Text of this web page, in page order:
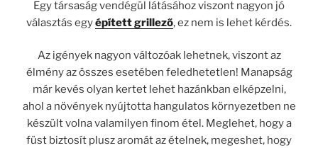
Egy társaság vendégül látásához viszont nagyon jó
választás egyépített grillező, ez nem is lehet kérdés.
Az igények nagyon változóak lehetnek, viszont az
élmény az összes esetében feledhetetlen! Manapság
már kevés olyan kertet lehet hazánkban elképzelni,
ahol a növények nyújtotta hangulatos környezetben ne
készült volna valamilyen finom étel. Meglehet, hogy a
füst biztosít plusz aromát az ételnek, megeshet, hogy